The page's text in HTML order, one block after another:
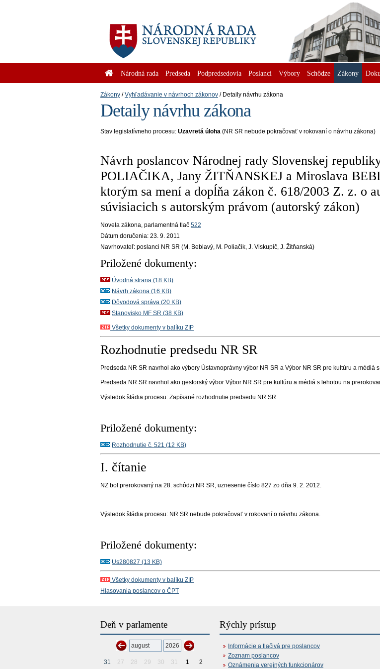
Národná rada Predseda Podpredsedovia Poslanci Výbory Schôdze Zákony
Zákony Vyhľadávanie v návrhoch zákonov Detaily návrhu zákona
Detaily návrhu zákona
Stav legislatívneho procesu: Uzavretá úloha (NR SR nebude pokračovať v rokovaní o návrhu zákona)
Návrh poslancov Národnej rady Slovenskej
POLIAČIKA, Jany ŽITŇANSKEJ a Miroslava
ktorým sa mení a dopĺňa zákon č. 618/2003 Z. z. o
súvisiacich s autorským právom (autorský zákon)
Novela zákona, parlamentná tlač 522
Dátum doručenia: 23. 9. 2011
Navrhovateľ: poslanci NR SR (M. Beblavý, M. Poliačik, J. Viskupič, J. Žitňanská)
Priložené dokumenty:
Úvodná strana (18 KB)
Návrh zákona (16 KB)
Dôvodová správa (20 KB)
Stanovisko MF SR (38 KB)
Všetky dokumenty v balíku ZIP
Rozhodnutie predsedu NR SR
Predseda NR SR navrhol ako výbory Ústavnoprávny výbor NR SR a Výbor NR SR pre kultúru a médiá
Predseda NR SR navrhol ako gestorský výbor Výbor NR SR pre kultúru a médiá s lehotou na
Výsledok štádia procesu: Zapísané rozhodnutie predsedu NR SR
Priložené dokumenty:
Rozhodnutie č. 521 (12 KB)
I. čítanie
NZ bol prerokovaný na 28 . schôdzi NR SR , uznesenie číslo 827 zo dňa 9. 2. 2012
Výsledok štádia procesu: NR SR nebude pokračovať v rokovaní o návrhu zákona.
Priložené dokumenty:
Us280827 (13 KB)
Všetky dokumenty v balíku ZIP
Hlasovania poslancov o ČPT
Deň v parlamente
31 27 28 29 30 31 1 2
Rýchly prístup
Informácie a tlačivá pre poslancov
Zoznam poslancov
Oznámenia verejných funkcionárov